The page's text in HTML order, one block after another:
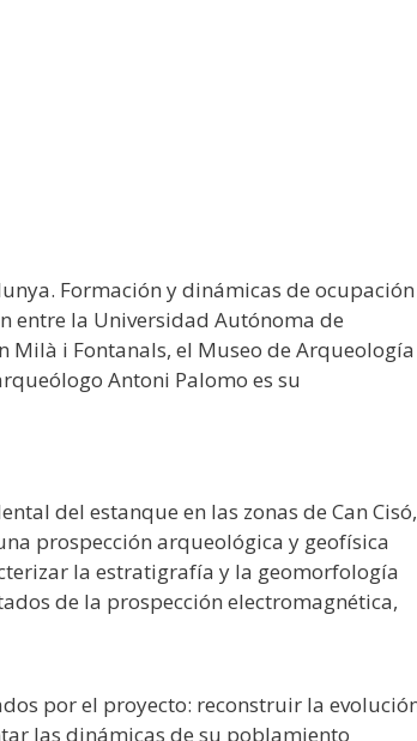
Formación y dinámicas de ocupación
entre la Universidad Autónoma de
Milà i Fontanals, el Museo de Arqueología
Antoni Palomo es su
del estanque en las zonas de Can Cisó,
prospección arqueológica y geofísica
la estratigrafía y la geomorfología
de la prospección electromagnética,
por el proyecto: reconstruir la
las dinámicas de su poblamiento